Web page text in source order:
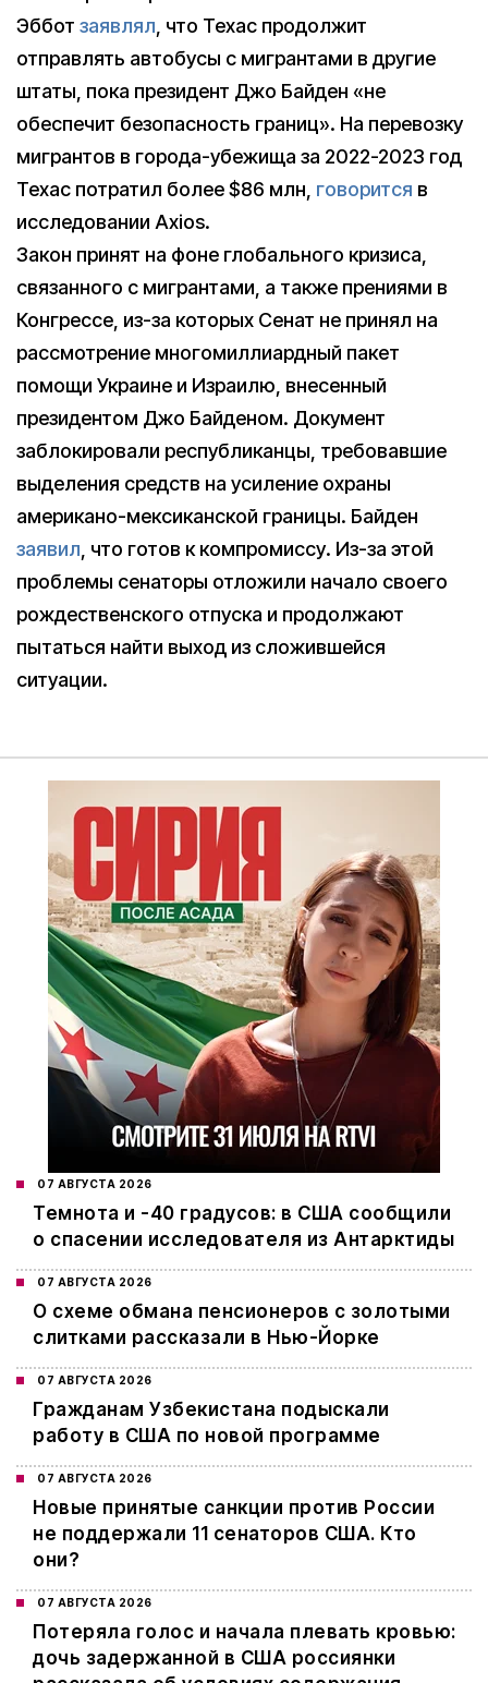
Эббот заявлял, что Техас продолжит
отправлять автобусы с мигрантами в другие
штаты, пока президент Джо Байден «не
обеспечит безопасность границ». На перевозку
мигрантов в города-убежища за 2022-2023 год
Техас потратил более $86 млн, говорится в
исследовании Axios.
Закон принят на фоне глобального кризиса,
связанного с мигрантами, а также прениями в
Конгрессе, из-за которых Сенат не принял на
рассмотрение многомиллиардный пакет
помощи Украине и Израилю, внесенный
президентом Джо Байденом. Документ
заблокировали республиканцы, требовавшие
выделения средств на усиление охраны
американо-мексиканской границы. Байден
заявил, что готов к компромиссу. Из-за этой
проблемы сенаторы отложили начало своего
рождественского отпуска и продолжают
пытаться найти выход из сложившейся
ситуации.
07 АВГУСТА 2026
Темнота и -40 градусов: в США сообщили
о спасении исследователя из Антарктиды
07 АВГУСТА 2026
О схеме обмана пенсионеров с золотыми
слитками рассказали в Нью-Йорке
07 АВГУСТА 2026
Гражданам Узбекистана подыскали
работу в США по новой программе
07 АВГУСТА 2026
Новые принятые санкции против России
не поддержали 11 сенаторов США. Кто
они?
07 АВГУСТА 2026
Потеряла голос и начала плевать кровью:
дочь задержанной в США россиянки